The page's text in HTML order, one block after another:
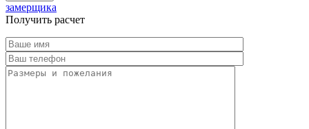
замерщика
Получить расчет